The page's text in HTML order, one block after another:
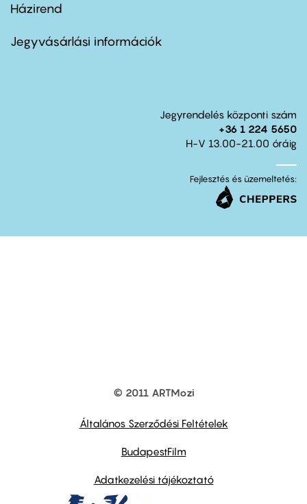
Footer
second
Házirend
Jegyvásárlási információk
Jegyrendelés központi szám
+36 1 224 5650
H-V 13.00-21.00 óráig
Fejlesztés és üzemeltetés:
© 2011 ARTMozi
Általános Szerződési Feltételek
BudapestFilm
Adatkezelési tájékoztató